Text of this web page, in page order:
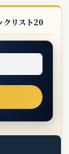
クリスト20